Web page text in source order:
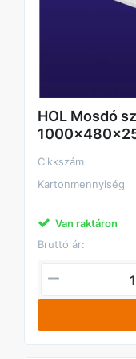
HOL Mosdó
Cikkszám
Kartonmennyiség
Van raktáron
Bruttó ár: